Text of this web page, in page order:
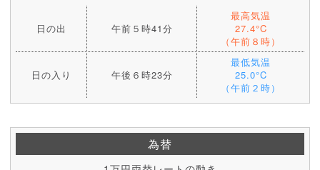
日の出 午前５時41分
最高気温
27.4°C
（午前８時）
日の入り 午後６時23分
最低気温
25.0°C
（午前２時）
為替